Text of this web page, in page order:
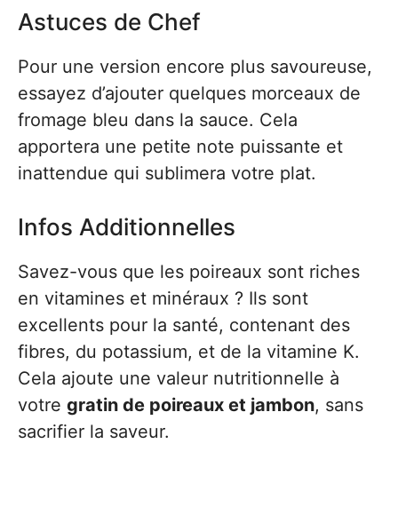
Astuces de Chef
Pour une version encore plus savoureuse,
essayez d’ajouter quelques morceaux de
fromage bleu dans la sauce. Cela
apportera une petite note puissante et
inattendue qui sublimera votre plat.
Infos Additionnelles
Savez-vous que les poireaux sont riches
en vitamines et minéraux ? Ils sont
excellents pour la santé, contenant des
fibres, du potassium, et de la vitamine K.
Cela ajoute une valeur nutritionnelle à
votre gratin de poireaux et jambon, sans
sacrifier la saveur.